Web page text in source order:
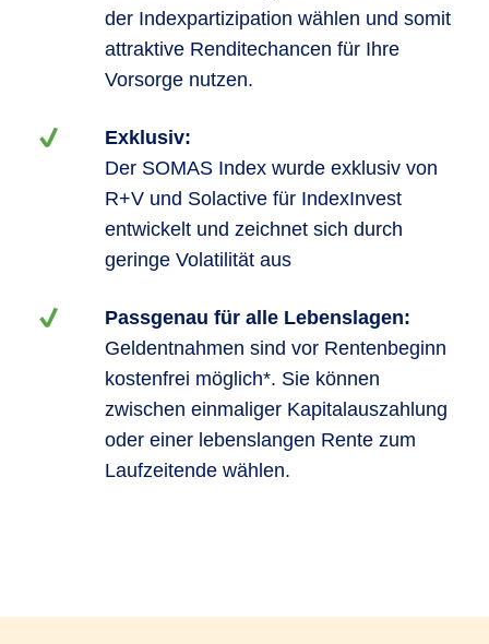
der Indexpartizipation wählen und somit
attraktive Renditechancen für Ihre
Vorsorge nutzen.
Exklusiv:
Der SOMAS Index wurde exklusiv von
R+V und Solactive für IndexInvest
entwickelt und zeichnet sich durch
geringe Volatilität aus
Passgenau für alle Lebenslagen:
Geldentnahmen sind vor Rentenbeginn
kostenfrei möglich*. Sie können
zwischen einmaliger Kapitalauszahlung
oder einer lebenslangen Rente zum
Laufzeitende wählen.